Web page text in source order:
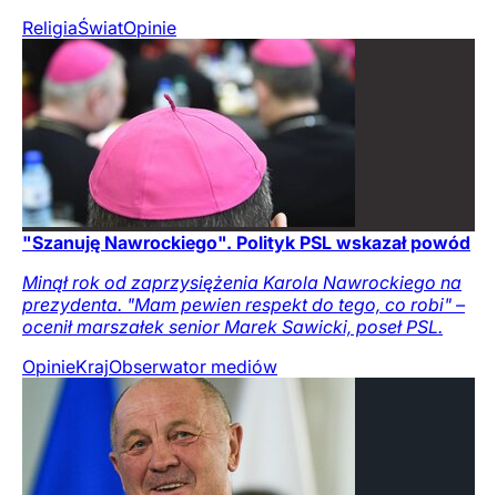
ReligiaŚwiatOpinie
"Szanuję Nawrockiego". Polityk PSL wskazał powód
Minął rok od zaprzysiężenia Karola Nawrockiego na
prezydenta. "Mam pewien respekt do tego, co robi" –
ocenił marszałek senior Marek Sawicki, poseł PSL.
OpinieKrajObserwator mediów